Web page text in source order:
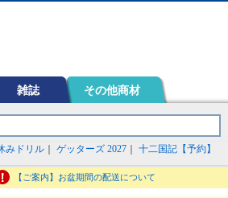
雑誌 その他商材
みドリル ゲッターズ 2027 十二国記【予約】
【ご案内】お盆期間の配送について